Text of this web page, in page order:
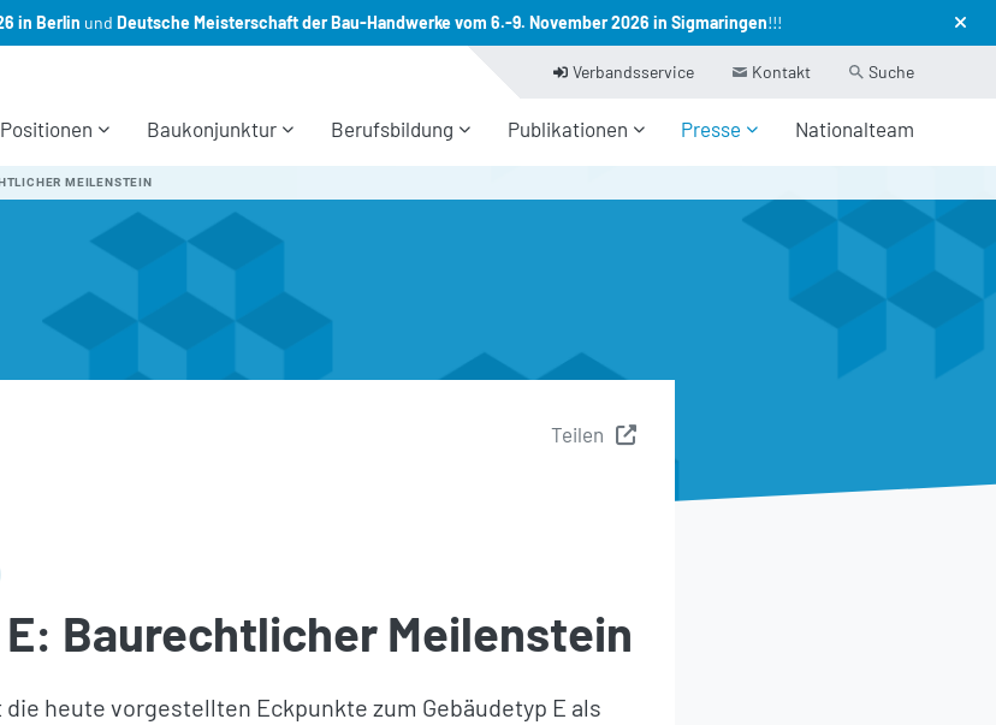
in Berlin und Deutsche Meisterschaft der Bau-Handwerke vom 6.-9. November 2026 in Sigmaringen!!!
Positionen Baukonjunktur Berufsbildung Publikationen Presse Nationalteam
Verbandsservice Kontakt Suche
MEILENSTEIN
Teilen
Baurechtlicher Meilenstein
heute vorgestellten Eckpunkte zum Gebäudetyp E als